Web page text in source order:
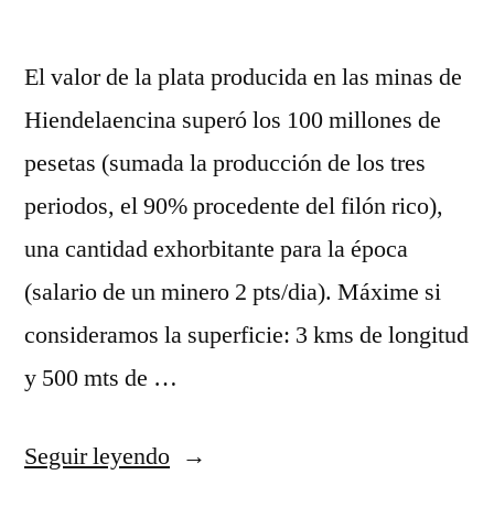
El valor de la plata producida en las minas de
Hiendelaencina superó los 100 millones de
pesetas (sumada la producción de los tres
periodos, el 90% procedente del filón rico),
una cantidad exhorbitante para la época
(salario de un minero 2 pts/dia). Máxime si
consideramos la superficie: 3 kms de longitud
y 500 mts de …
Seguir leyendo«Hiendelaencina